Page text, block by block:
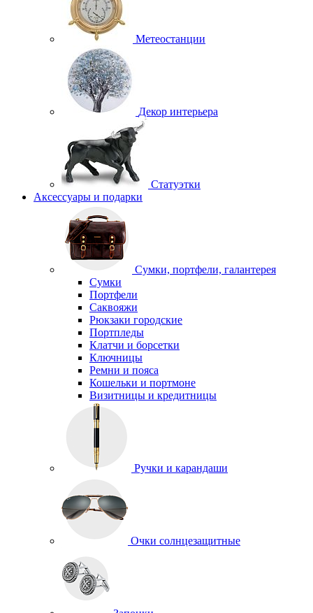
Метеостанции
Декор интерьера
Статуэтки
Аксессуары и подарки
Сумки, портфели, галантерея
Сумки
Портфели
Саквояжи
Рюкзаки городские
Портпледы
Клатчи и борсетки
Ключницы
Ремни и пояса
Кошельки и портмоне
Визитницы и кредитницы
Ручки и карандаши
Очки солнцезащитные